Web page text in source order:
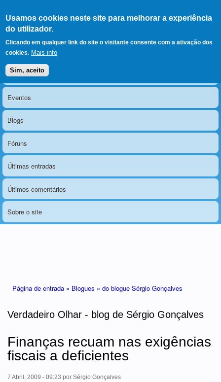
Usamos cookies neste site para melhorar a experiência
do utilizador.
Clicando em qualquer link do site o visitante consente com a ativação dos
cookies. Mais info
Sim, aceito
LERPARAVER , ir para a
página principal
O portal da visão diferente
Menu principal
Notícias
Eventos
Blogs
Fóruns
Últimas entradas
Últimos comentários
Sobre o site
Página de entrada » Blogues » do blogue Sérgio Gonçalves
Verdadeiro Olhar - blog de Sérgio Gonçalves
Finanças recuam nas exigências
fiscais a deficientes
7 Abril, 2009 - 09:23 por Sérgio Gonçalves